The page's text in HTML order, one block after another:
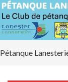
Pétanque